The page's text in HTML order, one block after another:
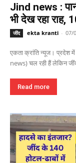
Jind news :
भी देख रहा राह,
जींद ekta kranti - 07/
एकता क्रांति न्यूज। प्रदेश में
news) चल रही हैं लेकिन
Read more